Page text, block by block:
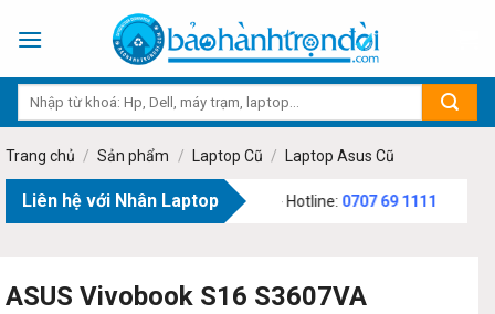
Trang chủ / Sản phẩm / Laptop Cũ / Laptop Asus Cũ
Liên hệ với Nhân Laptop
Bạch, Phường Tân Sơn, TP.HCM - Hotline:0707 69 1111
ASUS Vivobook S16 S3607VA